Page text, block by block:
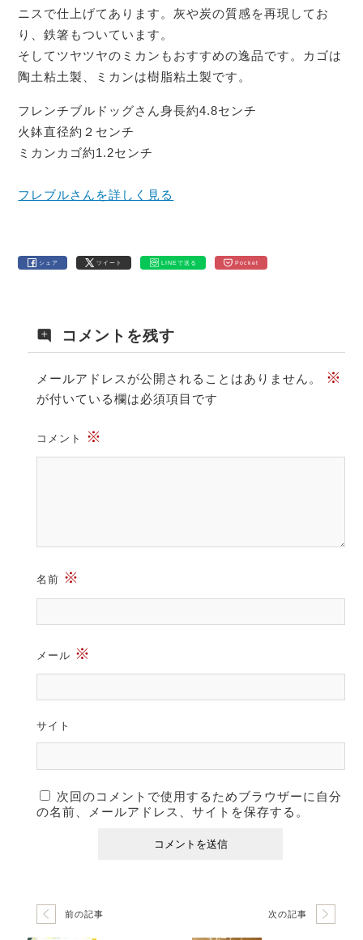
ニスで仕上げてあります。灰や炭の質感を再現してお
り、鉄箸もついています。
そしてツヤツヤのミカンもおすすめの逸品です。カゴは
陶土粘土製、ミカンは樹脂粘土製です。
フレンチブルドッグさん身長約4.8センチ
火鉢直径約２センチ
ミカンカゴ約1.2センチ
フレブルさんを詳しく見る
シェア ツイート LINEで送る Pocket
コメントを残す
メールアドレスが公開されることはありません。 ※
が付いている欄は必須項目です
コメント ※
名前 ※
メール ※
サイト
次回のコメントで使用するためブラウザーに自分
の名前、メールアドレス、サイトを保存する。
前の記事 次の記事